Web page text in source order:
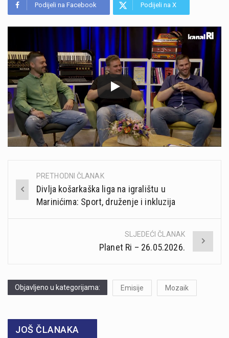
Podijeli na Facebook Podijeli na X
Post
navigation
PRETHODNI ČLANAK
Divlja košarkaška liga na igralištu u
Marinićima: Sport, druženje i inkluzija
SLJEDEĆI ČLANAK
Planet Ri – 26.05.2026.
Objavljeno u kategorijama: Emisije Mozaik
JOŠ ČLANAKA